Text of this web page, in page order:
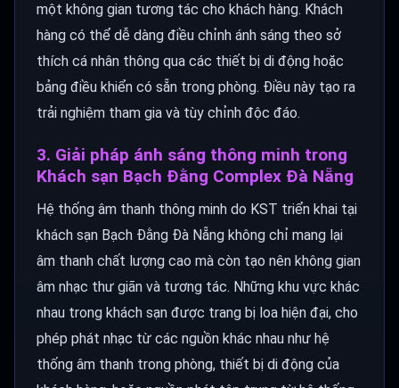
một không gian tương tác cho khách hàng. Khách
hàng có thể dễ dàng điều chỉnh ánh sáng theo sở
thích cá nhân thông qua các thiết bị di động hoặc
bảng điều khiển có sẵn trong phòng. Điều này tạo ra
trải nghiệm tham gia và tùy chỉnh độc đáo.
3. Giải pháp ánh sáng thông minh trong
Khách sạn Bạch Đằng Complex Đà Nẵng
Hệ thống âm thanh thông minh do KST triển khai tại
khách sạn Bạch Đằng Đà Nẵng không chỉ mang lại
âm thanh chất lượng cao mà còn tạo nên không gian
âm nhạc thư giãn và tương tác. Những khu vực khác
nhau trong khách sạn được trang bị loa hiện đại, cho
phép phát nhạc từ các nguồn khác nhau như hệ
thống âm thanh trong phòng, thiết bị di động của